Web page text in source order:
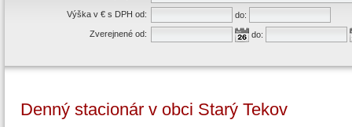
Výška v € s DPH od:
do:
Zverejnené od:
do:
Denný stacionár v obci Starý Tekov